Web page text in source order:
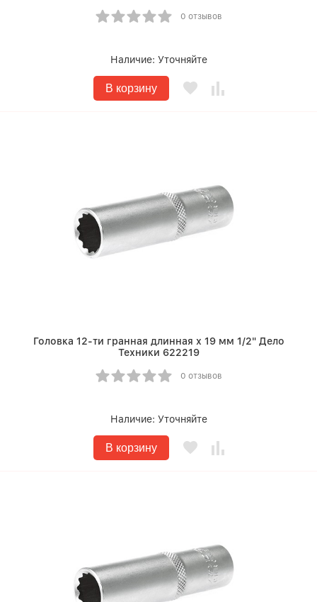
0 отзывов
Наличие: Уточняйте
В корзину
Головка 12-ти гранная длинная х 19 мм 1/2" Дело
Техники 622219
0 отзывов
Наличие: Уточняйте
В корзину